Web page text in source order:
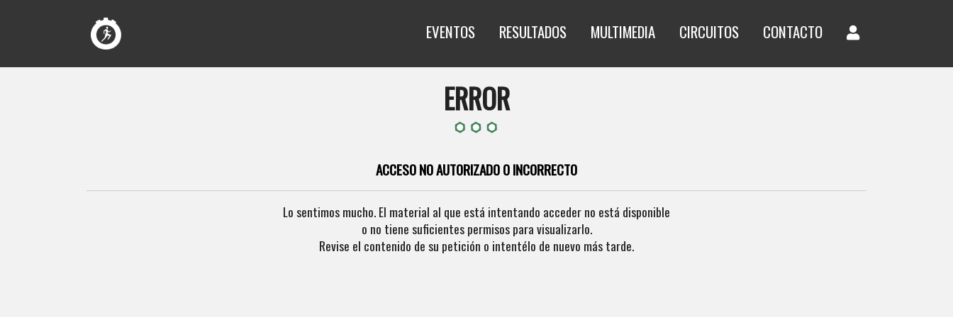
EVENTOS RESULTADOS MULTIMEDIA CIRCUITOS CONTACTO
ERROR
ACCESO NO AUTORIZADO O INCORRECTO
Lo sentimos mucho. El material al que está intentando acceder no está disponible
o no tiene suficientes permisos para visualizarlo.
Revise el contenido de su petición o intentélo de nuevo más tarde.